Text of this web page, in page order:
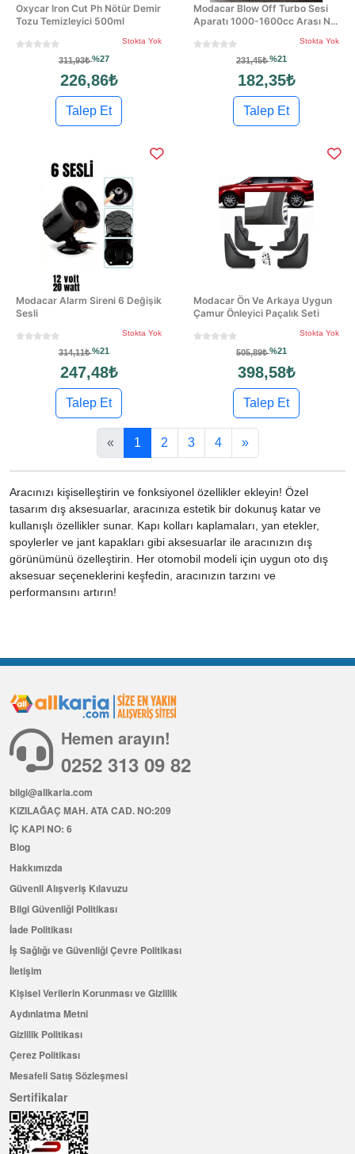
Oxycar Iron Cut Ph Nötür Demir
Tozu Temizleyici 500ml
Stokta Yok
311,93₺%27
226,86₺
Talep Et
Modacar Blow Off Turbo Sesi
Aparatı 1000-1600cc Arası N...
Stokta Yok
231,45₺%21
182,35₺
Talep Et
Modacar Alarm Sireni 6 Değişik
Sesli
Stokta Yok
314,11₺%21
247,48₺
Talep Et
Modacar Ön Ve Arkaya Uygun
Çamur Önleyici Paçalık Seti
Stokta Yok
505,89₺%21
398,58₺
Talep Et
« 1 2 3 4 »
Aracınızı kişiselleştirin ve fonksiyonel özellikler ekleyin! Özel
tasarım dış aksesuarlar, aracınıza estetik bir dokunuş katar ve
kullanışlı özellikler sunar. Kapı kolları kaplamaları, yan etekler,
spoylerler ve jant kapakları gibi aksesuarlar ile aracınızın dış
görünümünü özelleştirin. Her otomobil modeli için uygun oto dış
aksesuar seçeneklerini keşfedin, aracınızın tarzını ve
performansını artırın!
Hemen arayın!
0252 313 09 82
bilgi@allkaria.com
KIZILAĞAÇ MAH. ATA CAD. NO:209
İÇ KAPI NO: 6
Blog
Hakkımızda
Güvenli Alışveriş Kılavuzu
Bilgi Güvenliği Politikası
İade Politikası
İş Sağlığı ve Güvenliği Çevre Politikası
İletişim
Kişisel Verilerin Korunması ve Gizlilik
Aydınlatma Metni
Gizlilik Politikası
Çerez Politikası
Mesafeli Satış Sözleşmesi
Sertifikalar